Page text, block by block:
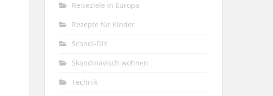
Reiseziele in Europa
Rezepte für Kinder
Scandi-DIY
Skandinavisch wohnen
Technik